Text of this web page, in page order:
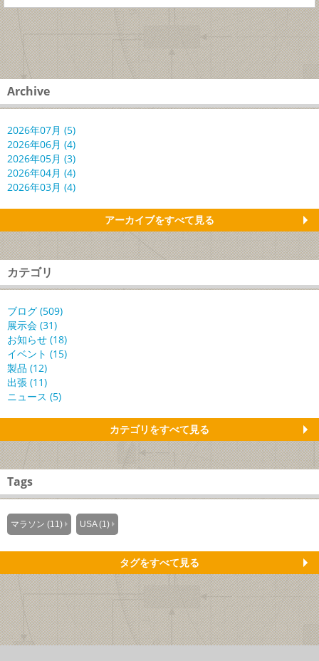
Archive
2026年07月 (5)
2026年06月 (4)
2026年05月 (3)
2026年04月 (4)
2026年03月 (4)
アーカイブをすべて見る
カテゴリ
ブログ (509)
展示会 (31)
お知らせ (18)
イベント (15)
製品 (12)
出張 (11)
ニュース (5)
カテゴリをすべて見る
Tags
マラソン (11) USA (1)
タグをすべて見る